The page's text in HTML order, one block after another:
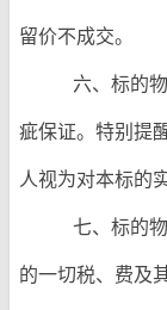
留价不成交。
六、标的
疵保证。特别提
人视为对本标的
七、标的
的一切税、费及